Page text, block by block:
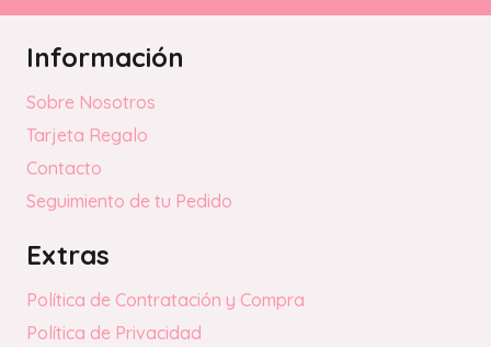
Información
Sobre Nosotros
Tarjeta Regalo
Contacto
Seguimiento de tu Pedido
Extras
Política de Contratación y Compra
Política de Privacidad